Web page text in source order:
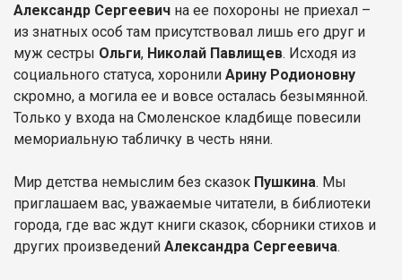
Александр Сергеевич на ее похороны не приехал –
из знатных особ там присутствовал лишь его друг и
муж сестры Ольги, Николай Павлищев. Исходя из
социального статуса, хоронили Арину Родионовну
скромно, а могила ее и вовсе осталась безымянной.
Только у входа на Смоленское кладбище повесили
мемориальную табличку в честь няни.
Мир детства немыслим без сказок Пушкина. Мы
приглашаем вас, уважаемые читатели, в библиотеки
города, где вас ждут книги сказок, сборники стихов и
других произведений Александра Сергеевича.